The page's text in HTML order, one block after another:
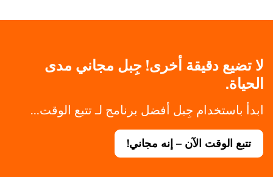
لا تضيع دقيقة أخرى! جِبل مجاني مدى
الحياة.
ابدأ باستخدام جِبل أفضل برنامج لـ تتبع الوقت...
تتبع الوقت الآن – إنه مجاني!